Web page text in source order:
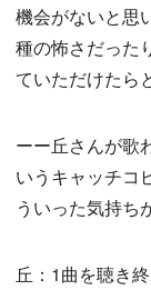
機会がないと思
種の怖さだった
ていただけたら
ーー丘さんが歌
いうキャッチコ
ういった気持ち
丘：1曲を聴き